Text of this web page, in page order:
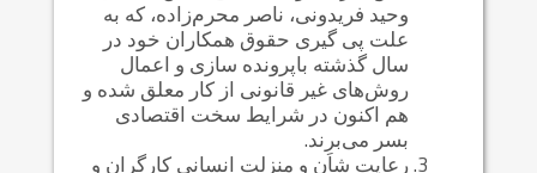
وحید فریدونی، ناصر محرم‌زاده، که به
علت پی گیری حقوق همکاران خود در
سال گذشته باپرونده سازی و اعمال
روش‌های غیر قانونی از کار معلق شده و
هم اکنون در شرایط سخت اقتصادی
بسر می‌برند.
رعایت شاَن و منزلت انسانی کارگران و